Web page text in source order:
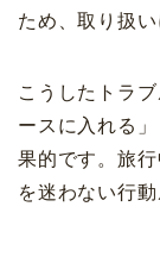
ため、取り扱い
こうしたトラ
ースに入れる
果的です。旅
を迷わない行